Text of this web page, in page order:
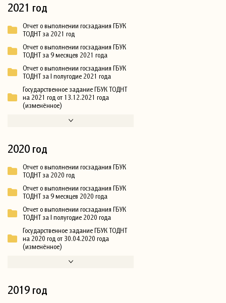
2021 год
Отчет о выполнении госзадания ГБУК
ТОДНТ за 2021 год
Отчет о выполнении госзадания ГБУК
ТОДНТ за 9 месяцев 2021 года
Отчет о выполнении госзадания ГБУК
ТОДНТ за I полугодие 2021 года
Государственное задание ГБУК ТОДНТ
на 2021 год от 13.12.2021 года
(изменённое)
2020 год
Отчет о выполнении госзадания ГБУК
ТОДНТ за 2020 год
Отчет о выполнении госзадания ГБУК
ТОДНТ за 9 месяцев 2020 года
Отчет о выполнении госзадания ГБУК
ТОДНТ за I полугодие 2020 года
Государственное задание ГБУК ТОДНТ
на 2020 год от 30.04.2020 года
(изменённое)
2019 год